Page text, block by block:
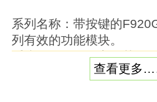
系列名称：带按键的
列有效的功能模块。
系统画面显示语言：英语
显示屏：2.6英寸。查看更多